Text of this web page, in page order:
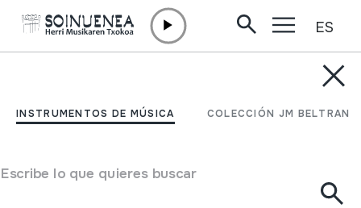
INSTRUMENTOS DE MÚSICA COLECCIÓN JM BELTRAN
Escribe lo que quieres buscar
ES
PAMPLONA 1948
Ficha completa